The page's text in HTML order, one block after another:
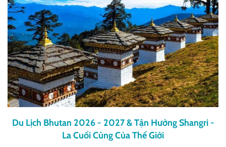
Du Lịch Bhutan 2026 - 2027 & Tận Hưởng Shangri -
La Cuối Cùng Của Thế Giới